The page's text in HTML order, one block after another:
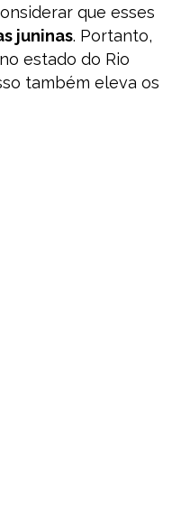
que esses
juninas. Portanto,
estado do Rio
também eleva os